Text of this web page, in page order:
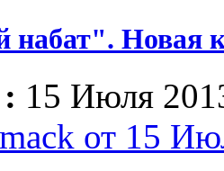
набат". Новая
15 Июля
от 15